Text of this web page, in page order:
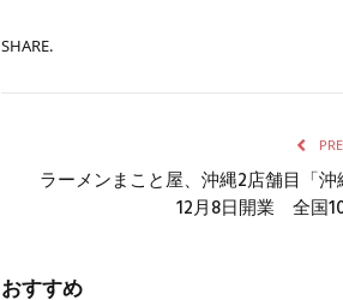
SHARE.
ラーメンまこと屋、沖縄2店舗目「沖
12月8日開業 全国
おすすめ